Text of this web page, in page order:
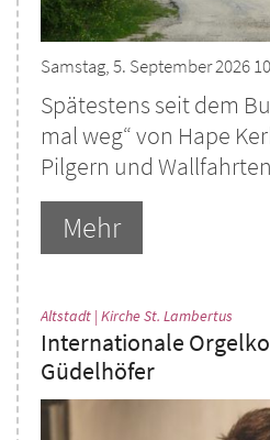
Samstag, 5. September 2026
Spätestens seit dem
mal weg“ von Hape
Pilgern und
Mehr
Altstadt | Kirche St. Lambertus
Internationale
Güdelhöfer